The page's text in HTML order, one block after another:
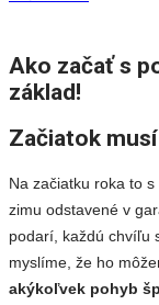
Ako začať s
základ!
Začiatok
Na začiatku roka to
zimu odstavené v
podarí, každú chvíľu
myslíme, že ho
akýkoľvek pohyb